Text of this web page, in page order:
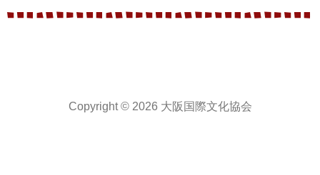
Copyright © 2026 大阪国際文化協会